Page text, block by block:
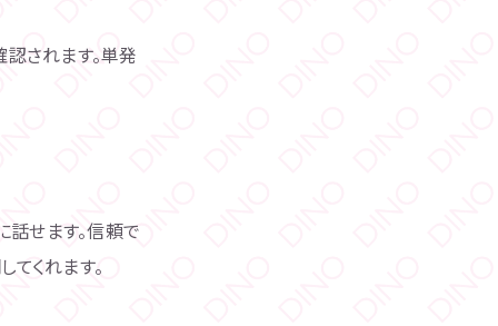
されます。単発
話せます。信頼で
くれます。